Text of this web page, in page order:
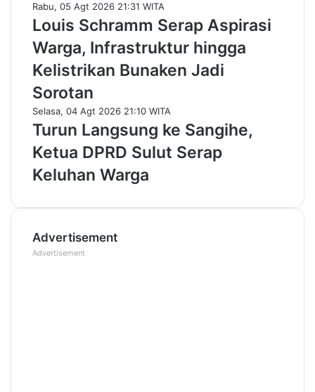
Rabu, 05 Agt 2026 21:31 WITA
Louis Schramm Serap Aspirasi
Warga, Infrastruktur hingga
Kelistrikan Bunaken Jadi
Sorotan
Selasa, 04 Agt 2026 21:10 WITA
Turun Langsung ke Sangihe,
Ketua DPRD Sulut Serap
Keluhan Warga
Advertisement
Advertisement